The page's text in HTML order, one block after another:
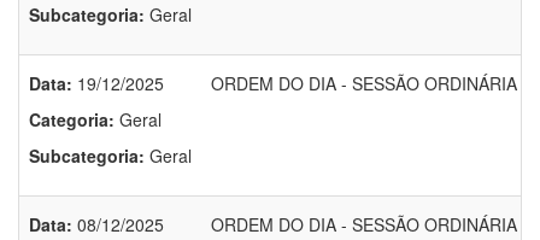
Subcategoria: Geral
Data: 19/12/2025
Categoria: Geral
Subcategoria: Geral
ORDEM DO DIA - SESSÃO ORDINÁRIA
Data: 08/12/2025
ORDEM DO DIA - SESSÃO ORDINÁRIA